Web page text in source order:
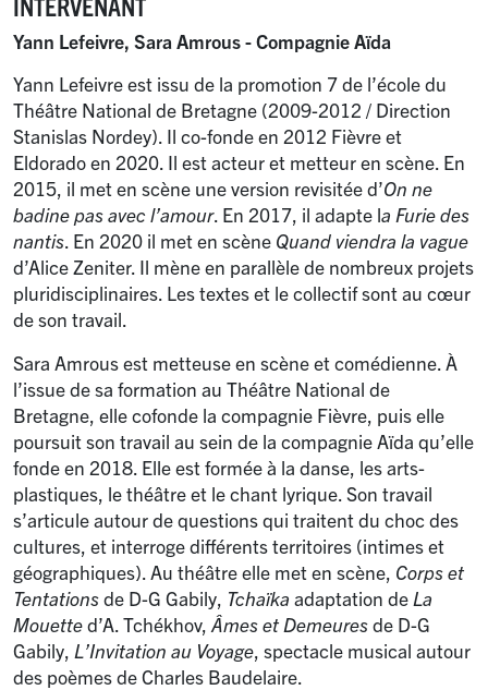
Yann Lefeivre, Sara Amrous - Compagnie Aïda
Yann Lefeivre est issu de la promotion 7 de l’école du
Théâtre National de Bretagne (2009-2012 / Direction
Stanislas Nordey). Il co-fonde en 2012 Fièvre et
Eldorado en 2020. Il est acteur et metteur en scène. En
2015, il met en scène une version revisitée d’On ne
badine pas avec l’amour. En 2017, il adapte la Furie des
nantis . En 2020 il met en scène Quand viendra la vague
d’Alice Zeniter. Il mène en parallèle de nombreux projets
pluridisciplinaires. Les textes et le collectif sont au cœur
de son travail.
Sara Amrous est metteuse en scène et comédienne. À
l’issue de sa formation au Théâtre National de
Bretagne, elle cofonde la compagnie Fièvre, puis elle
poursuit son travail au sein de la compagnie Aïda qu’elle
fonde en 2018. Elle est formée à la danse, les arts-
plastiques, le théâtre et le chant lyrique. Son travail
s’articule autour de questions qui traitent du choc des
cultures, et interroge différents territoires (intimes et
géographiques). Au théâtre elle met en scène, Corps et
Tentationsde D-G Gabily, Tchaïka adaptation de La
Mouetted’A. Tchékhov, Âmes et Demeuresde D-G
Gabily, L’Invitation au Voyage , spectacle musical autour
des poèmes de Charles Baudelaire.